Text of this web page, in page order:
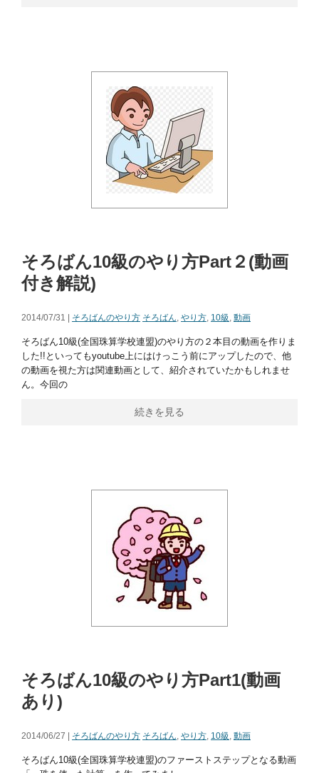
そろばん10級のやり方Part２(動画
付き解説)
2014/07/31 | そろばんのやり方 そろばん, やり方, 10級, 動画
そろばん10級(全国珠算学校連盟)のやり方の２本目の動画を作りま
した!!といってもyoutube上にはけっこう前にアップしたので、他
の動画を視た方は関連動画として、紹介されていたかもしれませ
ん。今回の
続きを見る
そろばん10級のやり方Part1(動画
あり)
2014/06/27 | そろばんのやり方 そろばん, やり方, 10級, 動画
そろばん10級(全国珠算学校連盟)のファーストステップとなる動画